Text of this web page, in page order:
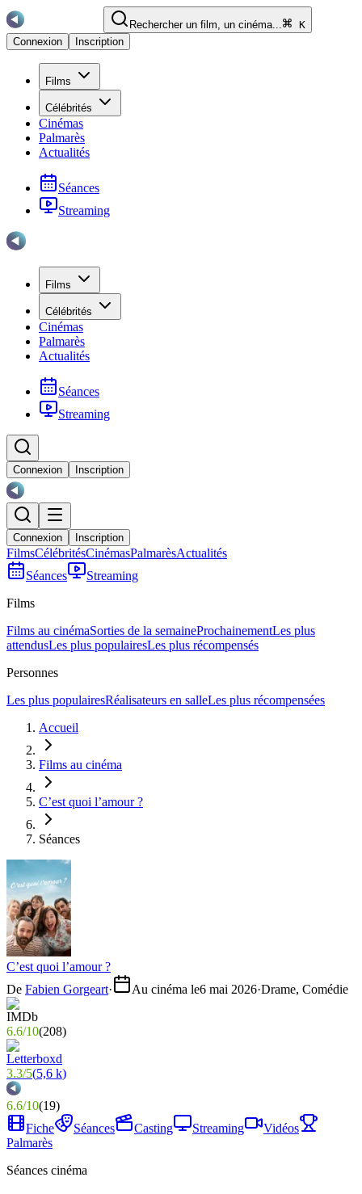
Rechercher un film, un cinéma...
K
Connexion
Inscription
Films
Célébrités
Cinémas
Palmarès
Actualités
Séances
Streaming
Films
Célébrités
Cinémas
Palmarès
Actualités
Séances
Streaming
Connexion Inscription
Connexion Inscription
FilmsCélébritésCinémasPalmarèsActualités
Séances
Streaming
Films
Films au cinémaSorties de la semaineProchainementLes plus
attendusLes plus populairesLes plus récompensés
Personnes
Les plus populairesRéalisateurs en salleLes plus récompensées
Accueil
Films au cinéma
C’est quoi l’amour ?
Séances
C’est quoi l’amour ?
De Fabien Gorgeart· Au cinéma le6 mai 2026·Drame, Comédie
6.6/10(208)
3.3/5(5,6 k)
6.6/10(19)
Fiche
Séances Casting Streaming
Vidéos
Palmarès
Séances cinéma